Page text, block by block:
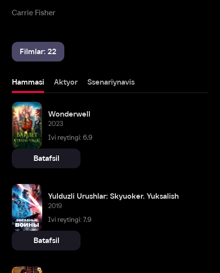
Carrie Fisher
Filmlar: 22
Hammasi Aktyor Ssenariynavis
Wonderwell
2023
Ivi reytingi: 6,9
Batafsil
Yulduzli Urushlar: Skyuoker. Yuksalish
2019
Ivi reytingi: 7,9
Batafsil